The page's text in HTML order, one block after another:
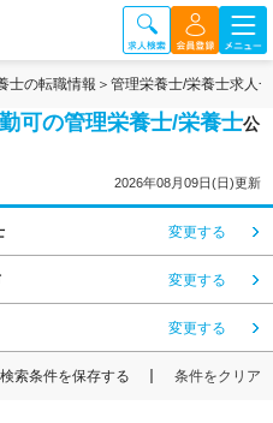
士の転職情報 管理栄養士/栄養士求人
可の管理栄養士/栄養士公
2026年08月09日(日)更新
変更する
変更する
変更する
索条件を保存する 条件をクリア